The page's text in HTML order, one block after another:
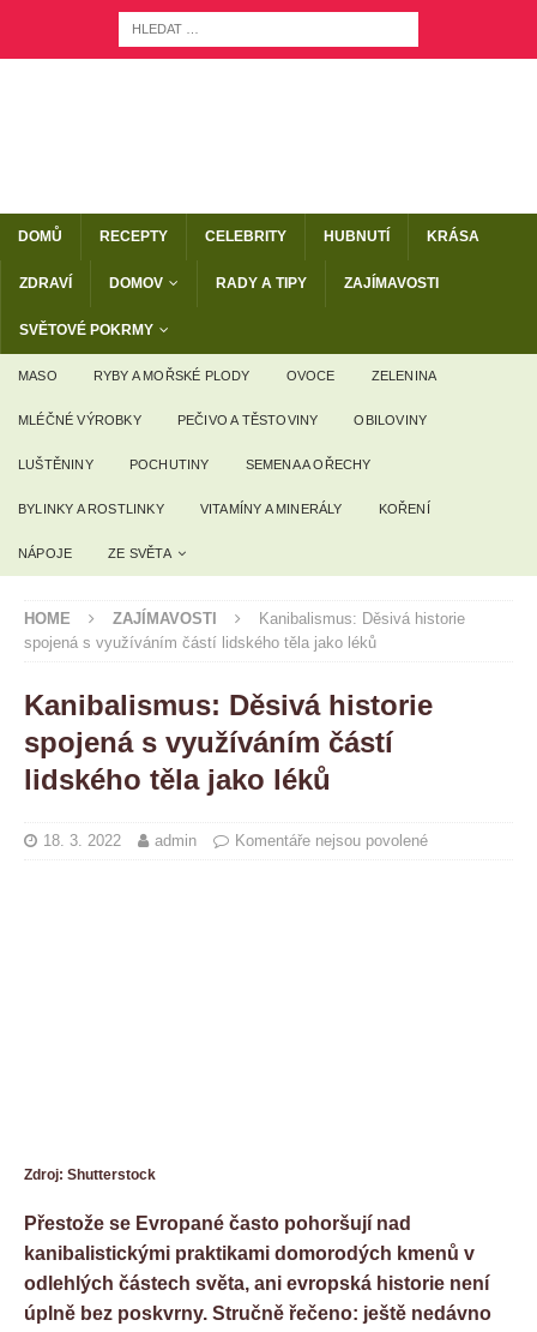
DOMŮ RECEPTY CELEBRITY HUBNUTÍ KRÁSA
ZDRAVÍ DOMOV RADY A TIPY ZAJÍMAVOSTI
SVĚTOVÉ POKRMY
MASO RYBY A MOŘSKÉ PLODY OVOCE ZELENINA
MLÉČNÉ VÝROBKY PEČIVO A TĚSTOVINY OBILOVINY
LUŠTĚNINY POCHUTINY SEMENA A OŘECHY
BYLINKY A ROSTLINKY VITAMÍNY A MINERÁLY KOŘENÍ
NÁPOJE ZE SVĚTA
HOME ZAJÍMAVOSTI
Kanibalismus: Děsivá historie
spojená s využíváním částí lidského těla jako léků
Kanibalismus: Děsivá historie
spojená s využíváním částí
lidského těla jako léků
18. 3. 2022 admin Komentáře nejsou povolené
Zdroj: Shutterstock
Přestože se Evropané často pohoršují nad
kanibalistickými praktikami domorodých kmenů v
odlehlých částech světa, ani evropská historie není
úplně bez poskvrny. Stručně řečeno: ještě nedávno